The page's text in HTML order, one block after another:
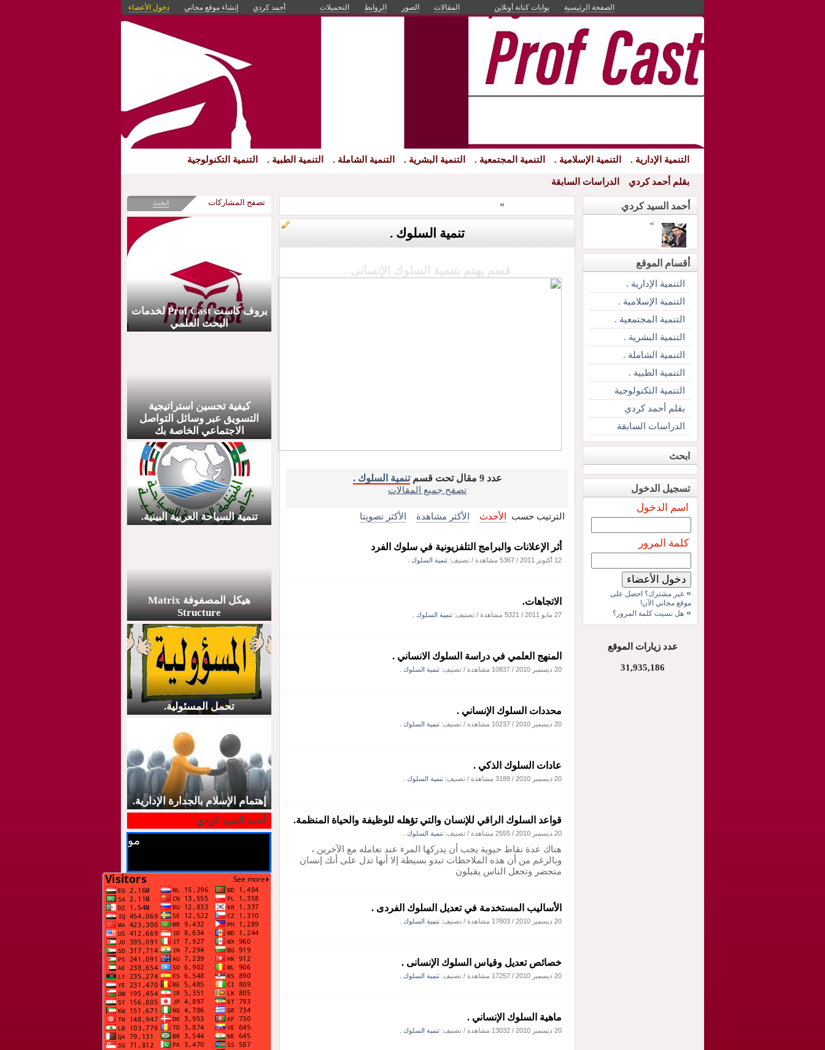
الصفحة الرئيسية بوابات كنانة أونلاين المقالات الصور الروابط التحميلات أحمد كردي إنشاء موقع مجاني دخول الأعضاء
التنمية الإدارية . التنمية الإسلامية . التنمية المجتمعية . التنمية البشرية . التنمية الشاملة . التنمية الطبية . التنمية التكنولوجية
بقلم أحمد كردي الدراسات السابقة
»
تنمية السلوك .
قسم يهتم بتنمية السلوك الإنسانى .
عدد 9 مقال تحت قسم
تنمية السلوك .
تصفح جميع المقالات
الترتيب حسب الأحدث الأكثر مشاهدة الأكثر تصويتا
أثر الإعلانات والبرامج التلفزيونية في سلوك الفرد
12 أكتوبر 2011 / 5367 مشاهدة / تصنيف: تنمية السلوك .
الاتجاهات.
27 مايو 2011 / 5321 مشاهدة / تصنيف: تنمية السلوك .
المنهج العلمي في دراسة السلوك الانساني .
20 ديسمبر 2010 / 10837 مشاهدة / تصنيف: تنمية السلوك .
محددات السلوك الإنساني .
20 ديسمبر 2010 / 10237 مشاهدة / تصنيف: تنمية السلوك .
عادات السلوك الذكي .
20 ديسمبر 2010 / 3189 مشاهدة / تصنيف: تنمية السلوك .
قواعد السلوك الراقي للإنسان والتي تؤهله للوظيفة والحياة المنظمة.
20 ديسمبر 2010 / 2555 مشاهدة / تصنيف: تنمية السلوك .
هناك عدة نقاط حيوية يجب أن يدركها المرء عند تعامله مع الآخرين ،
وبالرغم من أن هذه الملاحظات تبدو بسيطة إلا أنها تدل على أنك إنسان
متحضر وتجعل الناس يقبلون
الأساليب المستخدمة في تعديل السلوك الفردى .
20 ديسمبر 2010 / 17803 مشاهدة / تصنيف: تنمية السلوك .
خصائص تعديل وقياس السلوك الإنسانى .
20 ديسمبر 2010 / 17257 مشاهدة / تصنيف: تنمية السلوك .
ماهية السلوك الإنساني .
20 ديسمبر 2010 / 13032 مشاهدة / تصنيف: تنمية السلوك .
أحمد السيد كردي
»
أقسام الموقع
التنمية الإدارية .
التنمية الإسلامية .
التنمية المجتمعية .
التنمية البشرية .
التنمية الشاملة .
التنمية الطبية .
التنمية التكنولوجية
بقلم أحمد كردي
الدراسات السابقة
ابحث
تسجيل الدخول
اسم الدخول
كلمة المرور
» غير مشترك؟ احصل على
موقع مجاني الآن!
» هل نسيت كلمة المرور؟
عدد زيارات الموقع
31,935,186
تصفح المشاركات ابحث
بروف کاست Prof Cast لخدمات
البحث العلمي
كيفية تحسين استراتيجية
التسويق عبر وسائل التواصل
الاجتماعي الخاصة بك
تنمية السياحة العربية البينية.
هيكل المصفوفة Matrix
Structure
تحمل المسئولية.
إهتمام الإسلام بالجدارة الإدارية.
أحمد السيد كردي
موقع أحمد السيد كردي يرحب